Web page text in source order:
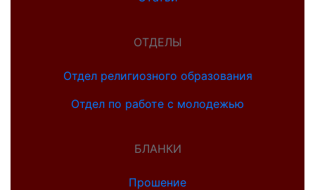
ОТДЕЛЫ
Отдел религиозного образования
Отдел по работе с молодежью
БЛАНКИ
Прошение